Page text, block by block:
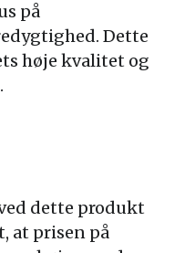
på
Dette
høje kvalitet og
dette produkt
at prisen på